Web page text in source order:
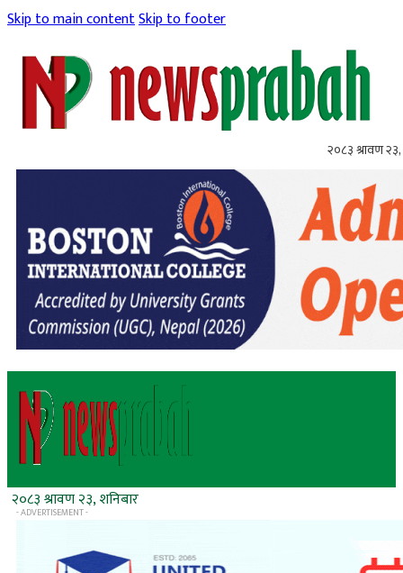
Skip to main contentSkip to footer
२०८३ श्रावण २३,
२०८३ श्रावण २३, शनिबार
- ADVERTISEMENT -